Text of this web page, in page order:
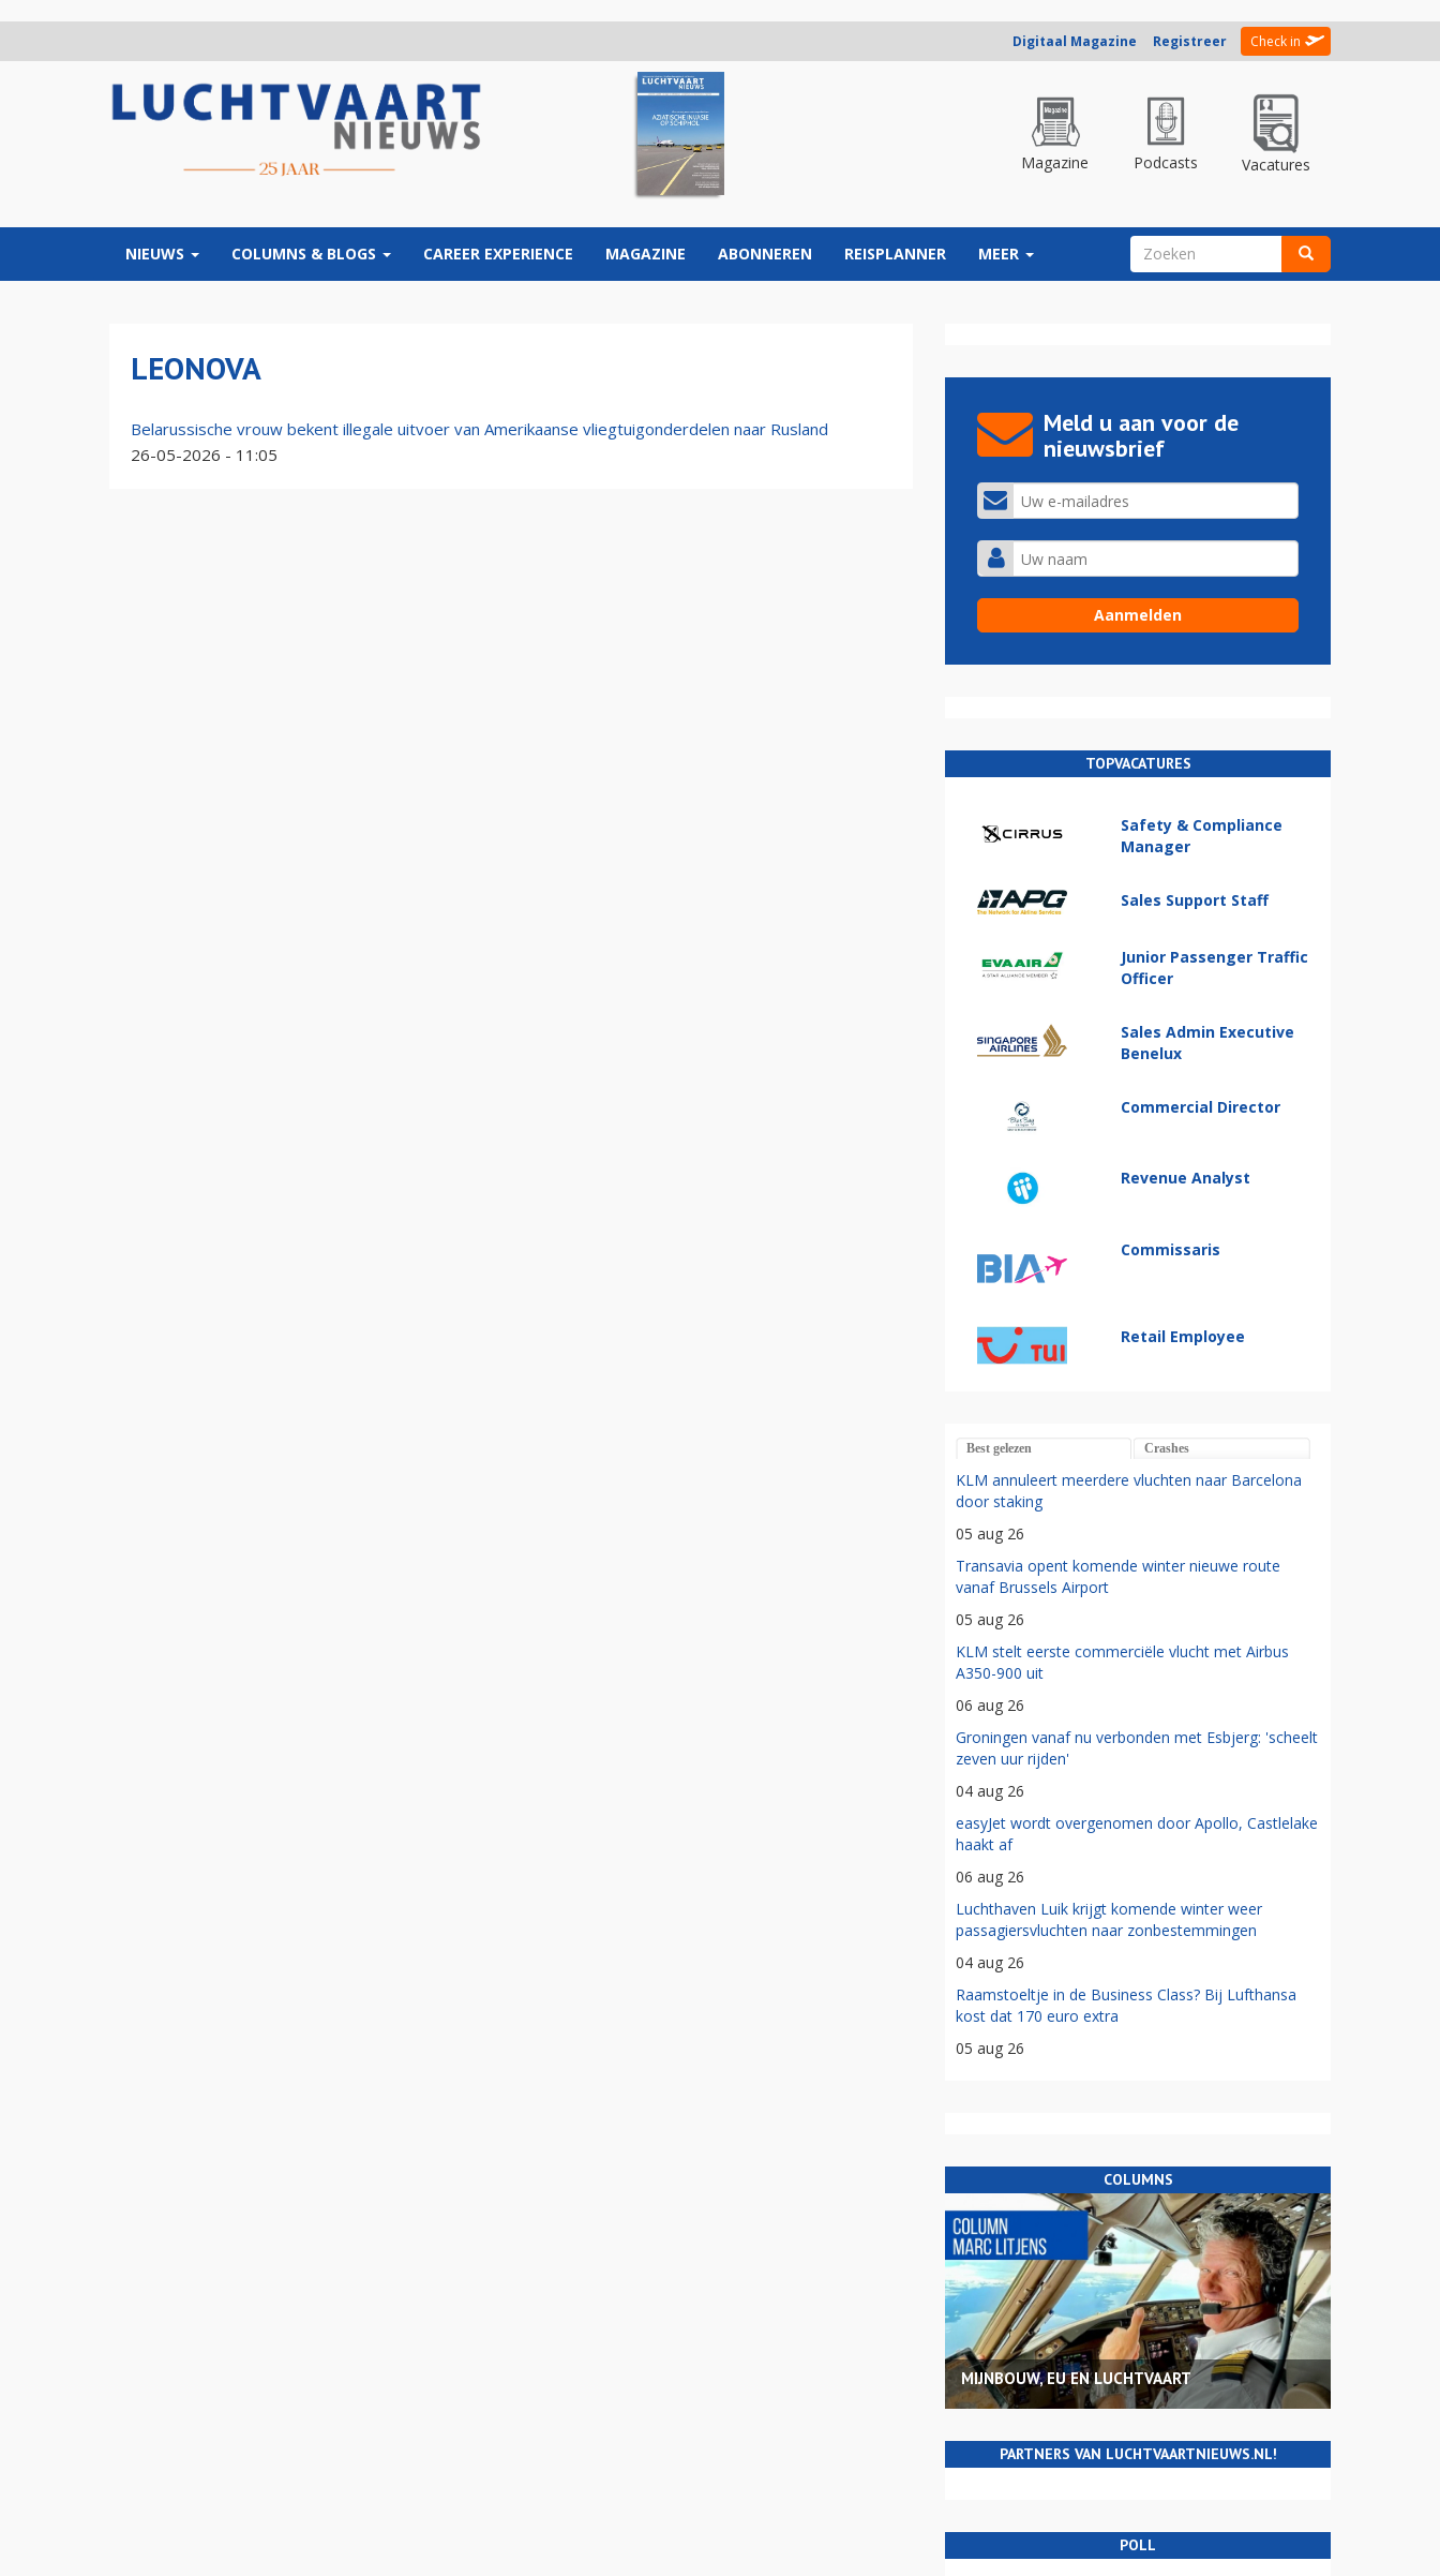
Digitaal Magazine Registreer Check in
Magazine Podcasts Vacatures
NIEUWS COLUMNS & BLOGS CAREER EXPERIENCE MAGAZINE ABONNEREN REISPLANNER MEER ZOEKVELD
LEONOVA
Belarussische vrouw bekent illegale uitvoer van Amerikaanse vliegtuigonderdelen naar Rusland
26-05-2026 - 11:05
Meld u aan voor de
nieuwsbrief
TOPVACATURES
Safety & Compliance
Manager
Sales Support Staff
Junior Passenger Traffic
Officer
Sales Admin Executive
Benelux
Commercial Director
Revenue Analyst
Commissaris
Retail Employee
Best gelezen Crashes
KLM annuleert meerdere vluchten naar Barcelona
door staking
05 aug 26
Transavia opent komende winter nieuwe route
vanaf Brussels Airport
05 aug 26
KLM stelt eerste commerciële vlucht met Airbus
A350-900 uit
06 aug 26
Groningen vanaf nu verbonden met Esbjerg: 'scheelt
zeven uur rijden'
04 aug 26
easyJet wordt overgenomen door Apollo, Castlelake
haakt af
06 aug 26
Luchthaven Luik krijgt komende winter weer
passagiersvluchten naar zonbestemmingen
04 aug 26
Raamstoeltje in de Business Class? Bij Lufthansa
kost dat 170 euro extra
05 aug 26
COLUMNS
MIJNBOUW, EU EN LUCHTVAART
PARTNERS VAN LUCHTVAARTNIEUWS.NL!
POLL